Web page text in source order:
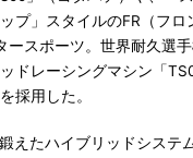
プ」スタイルのFR（フロ
ースポーツ。世界耐久選
ドレーシングマシン「
採用した。
えたハイブリッドシステ